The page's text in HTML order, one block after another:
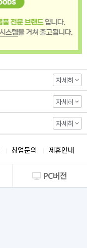
자세히
자세히
자세히
창업문의 제휴안내
PC버전